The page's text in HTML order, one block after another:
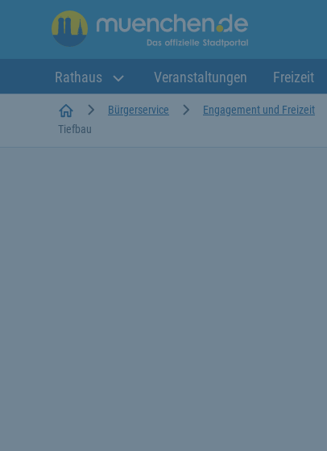
Rathaus Veranstaltungen Freizeit
StartseiteBürgerservice Engagement und Freizeit
Tiefbau